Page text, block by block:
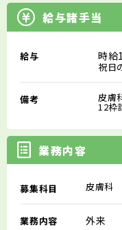
給与諸手当
給与 時給
祝日
備考 皮膚
12枠
業務内容
募集科目 皮膚科
業務内容 外来